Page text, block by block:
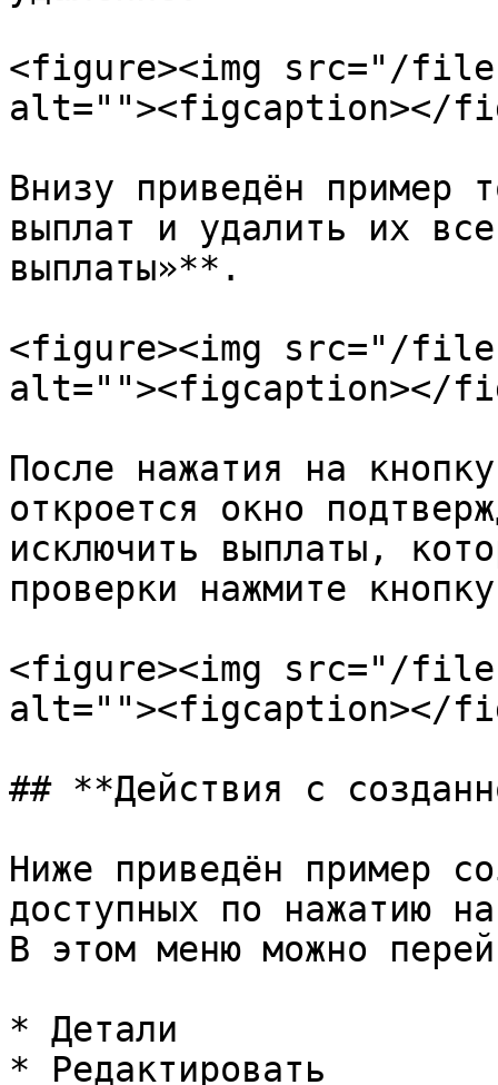
<figure><img src="/
alt=""><figcaption></
Внизу приведён пример
выплат и удалить их
выплаты»**.
<figure><img src="/files/
alt=""><figcaption></
После нажатия на
откроется окно
исключить выплаты,
проверки нажмите
<figure><img src="/files/
alt=""><figcaption></
## **Действия с
Ниже приведён пример
доступных по нажатию
В этом меню можно
* Детали
* Редактировать